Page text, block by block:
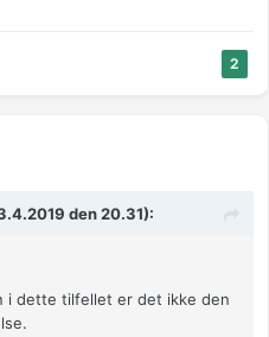
2
den 20.31):
i dette tilfellet er det ikke den